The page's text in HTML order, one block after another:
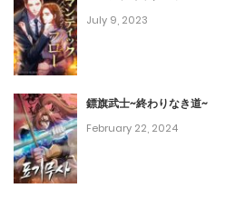
December 8, 2023
第67話
December 1, 2023
第66話
November 28, 2023
July 9, 2023
鏢旗武士~終わりなき道~
February 22, 2024